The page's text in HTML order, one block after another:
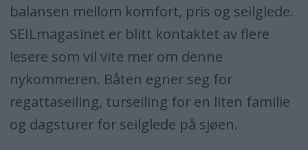
balansen mellom komfort, pris og seilglede.
SEILmagasinet er blitt kontaktet av flere
lesere som vil vite mer om denne
nykommeren. Båten egner seg for
regattaseiling, turseiling for en liten familie
og dagsturer for seilglede på sjøen.